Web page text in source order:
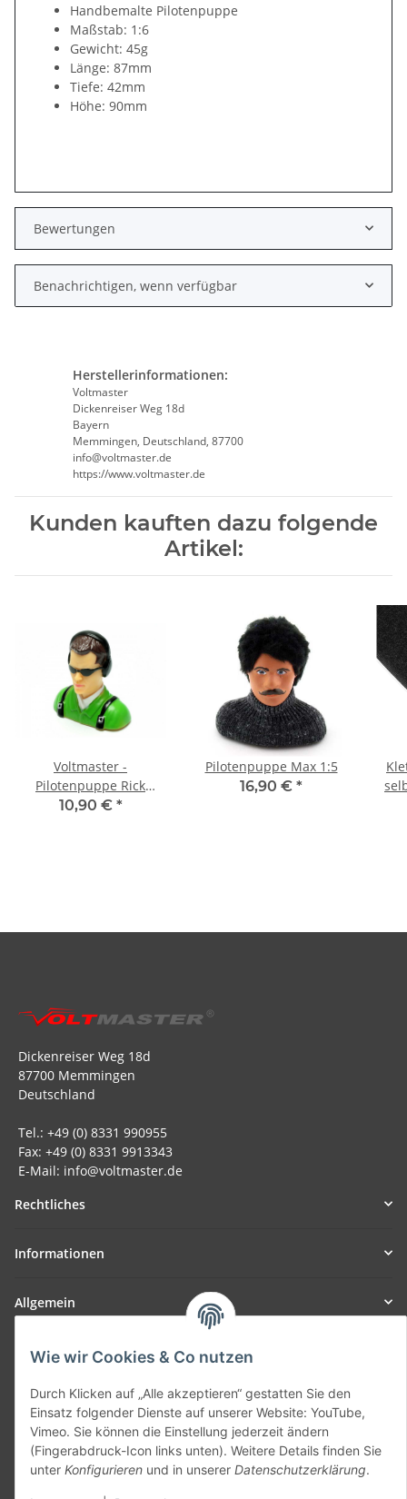
Wie wir Cookies & Co nutzen
Durch Klicken auf „Alle akzeptieren“ gestatten Sie den
Einsatz folgender Dienste auf unserer Website: YouTube,
Vimeo. Sie können die Einstellung jederzeit ändern
(Fingerabdruck-Icon links unten). Weitere Details finden Sie
unter Konfigurieren und in unserer Datenschutzerklärung.
Handbemalte Pilotenpuppe
Maßstab: 1:6
Gewicht: 45g
Länge: 87mm
Tiefe: 42mm
Höhe: 90mm
Bewertungen
Benachrichtigen, wenn verfügbar
Herstellerinformationen:
Voltmaster
Dickenreiser Weg 18d
Bayern
Memmingen, Deutschland, 87700
info@voltmaster.de
https://www.voltmaster.de
Kunden kauften dazu folgende
Artikel:
Voltmaster -
Pilotenpuppe Rick
Maßstab 1:6
10,90 € *
Pilotenpuppe Max 1:5
16,90 € *
Dickenreiser Weg 18d
87700 Memmingen
Deutschland
Tel.: +49 (0) 8331 990955
Fax: +49 (0) 8331 9913343
E-Mail: info@voltmaster.de
Rechtliches
Informationen
Allgemein
Teil unseres Netzwerks:
Vertrag widerrufen